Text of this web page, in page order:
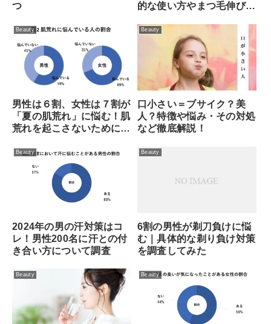
つ
的な使い方やまつ毛伸びる
Beauty
男性は６割、女性は７割が
「夏の肌荒れ」に悩む！肌
荒れを起こさないために行
Beauty
口小さい＝ブサイク？美
人？特徴や悩み・その対処
など徹底解説！
Beauty
2024年の男の汗対策はコ
レ！男性200名に汗との付
き合い方について調査
Beauty
6割の男性が剃刀負けに悩
む｜具体的な剃り負け対策
を調査してみた
Beauty Beauty